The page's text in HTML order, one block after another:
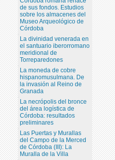
de sus fondos. Estudios
sobre los almacenes del
Museo Arqueológico de
Córdoba
La divinidad venerada en
el santuario iberorromano
meridional de
Torreparedones
La moneda de cobre
hispanomusulmana. De
la invasión al Reino de
Granada
La necrópolis del bronce
del área logística de
Córdoba: resultados
preliminares
Las Puertas y Murallas
del Campo de la Merced
de Córdoba (III): La
Muralla de la Villa